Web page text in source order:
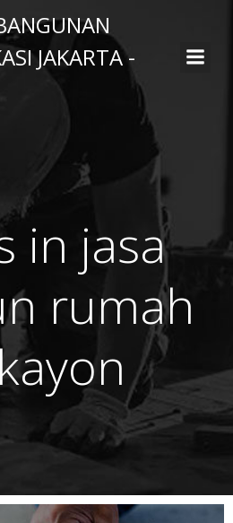
to
content
JAKARTA -
in jasa
rumah